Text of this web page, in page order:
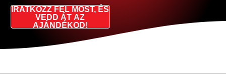
IRATKOZZ FEL MOST, ÉS
VEDD ÁT AZ
AJÁNDÉKOD!